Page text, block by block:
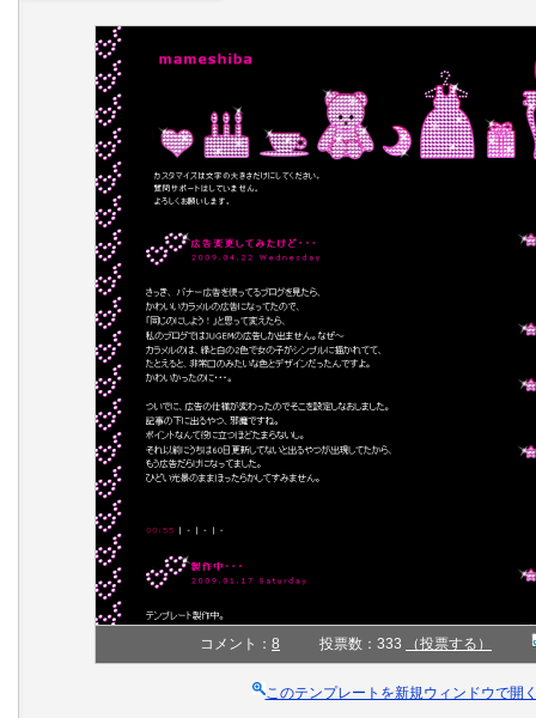
コメント： 8 投票数：333 （投票する）
このテンプレートを新規ウィンドウで開